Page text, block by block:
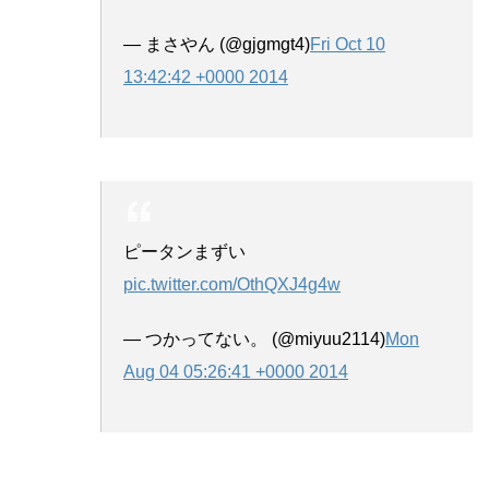
— まさやん (@gjgmgt4)Fri Oct 10
13:42:42 +0000 2014
ピータンまずい
pic.twitter.com/OthQXJ4g4w
— つかってない。 (@miyuu2114)Mon
Aug 04 05:26:41 +0000 2014